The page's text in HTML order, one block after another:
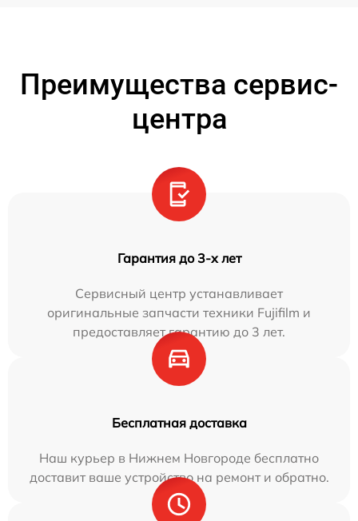
Преимущества сервис-
центра
Гарантия до 3-х лет
Сервисный центр устанавливает
оригинальные запчасти техники Fujifilm и
предоставляет гарантию до 3 лет.
Бесплатная доставка
Наш курьер в Нижнем Новгороде бесплатно
доставит ваше устройство на ремонт и обратно.